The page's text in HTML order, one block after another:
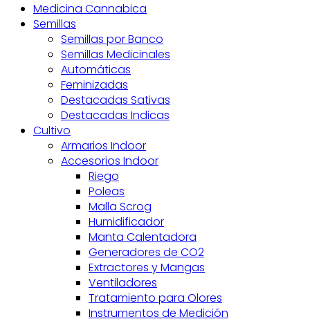
Medicina Cannabica
Semillas
Semillas por Banco
Semillas Medicinales
Automáticas
Feminizadas
Destacadas Sativas
Destacadas Indicas
Cultivo
Armarios Indoor
Accesorios Indoor
Riego
Poleas
Malla Scrog
Humidificador
Manta Calentadora
Generadores de CO2
Extractores y Mangas
Ventiladores
Tratamiento para Olores
Instrumentos de Medición